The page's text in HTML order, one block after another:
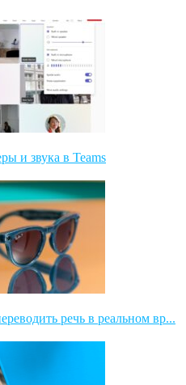
и звука в Teams
речь в реальном вр...